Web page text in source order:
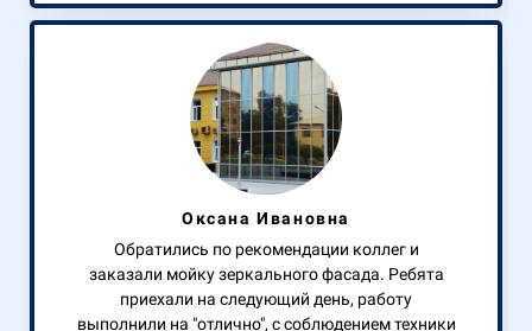
Оксана Ивановна
Обратились по рекомендации коллег и
заказали мойку зеркального фасада. Ребята
приехали на следующий день, работу
выполнили на "отлично", с соблюдением техники